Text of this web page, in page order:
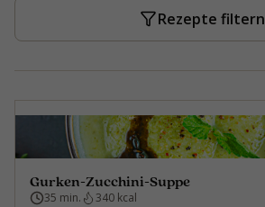
Rezepte filtern
Gurken-Zucchini-Suppe
35 min. 340 kcal